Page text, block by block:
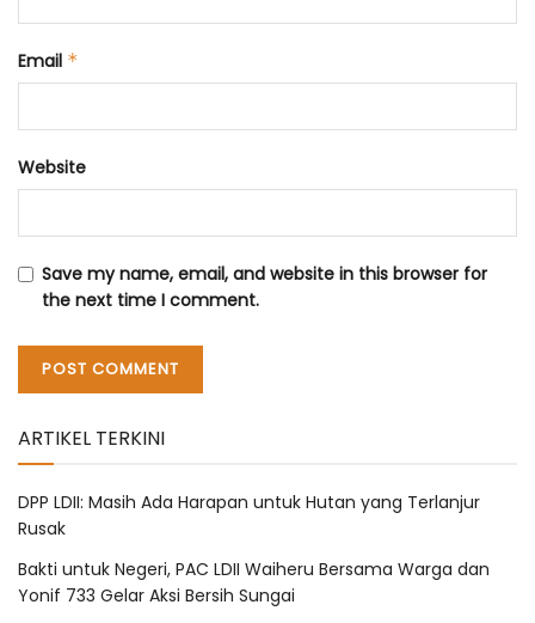
Email *
Website
Save my name, email, and website in this browser for
the next time I comment.
ARTIKEL TERKINI
DPP LDII: Masih Ada Harapan untuk Hutan yang Terlanjur
Rusak
Bakti untuk Negeri, PAC LDII Waiheru Bersama Warga dan
Yonif 733 Gelar Aksi Bersih Sungai